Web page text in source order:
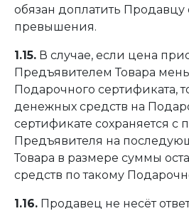
обязан доплатить Продавцу
превышения.
1.15. В случае, если цена
Предъявителем Товара
Подарочного сертификата,
денежных средств на
сертификате сохраняется с
Предъявителя на
Товара в размере суммы
средств по такому
1.16. Продавец не несёт